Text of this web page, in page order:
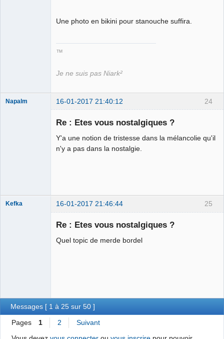
Une photo en bikini pour stanouche suffira.
™
Je ne suis pas Niark²
24
Napalm 16-01-2017 21:40:12
Re : Etes vous nostalgiques ?
Y'a une notion de tristesse dans la mélancolie qu'il
n'y a pas dans la nostalgie.
25
Kefka 16-01-2017 21:46:44
Re : Etes vous nostalgiques ?
Quel topic de merde bordel
Messages [ 1 à 25 sur 50 ]
Pages 1 2
Suivant